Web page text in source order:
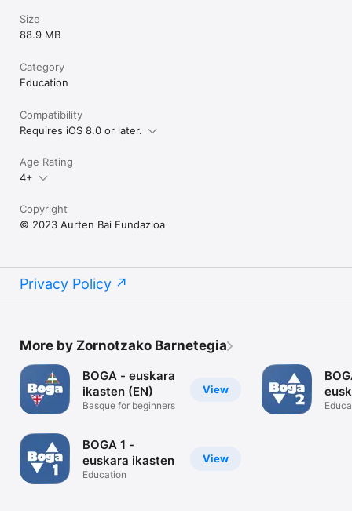
Size
88.9 MB
Category
Education
Compatibility
Requires iOS 8.0 or later.
Age Rating
4+
Copyright
© 2023 Aurten Bai Fundazioa
Privacy Policy
More by Zornotzako Barnetegia
View
BOGA - euskara
ikasten (EN)
Basque for beginners
View
BOGA 1 -
euskara ikasten
Education